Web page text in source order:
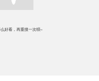
好看，再重搜一次呗~